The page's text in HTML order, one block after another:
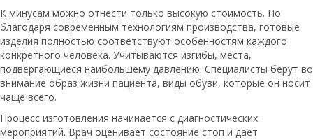
К минусам можно отнести только высокую стоимость. Но
благодаря современным технологиям производства, готовые
изделия полностью соответствуют особенностям каждого
конкретного человека. Учитываются изгибы, места,
подвергающиеся наибольшему давлению. Специалисты берут во
внимание образ жизни пациента, виды обуви, которые он носит
чаще всего.
Процесс изготовления начинается с диагностических
мероприятий. Врач оценивает состояние стоп и дает